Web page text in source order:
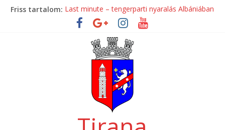
SkipFriss tartalom: Last minute – tengerparti nyaralás Albániában
Mondial Hotel ****
Mak Albania Hotel *****
La Bohème Hotel ****
Tirana International Hotel ****